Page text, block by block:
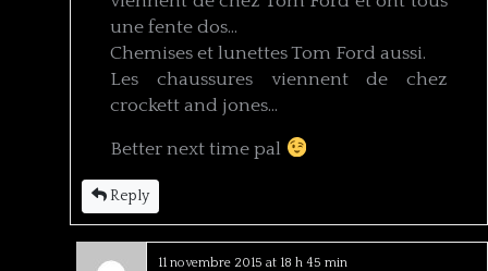
une fente dos…
Chemises et lunettes Tom Ford aussi.
Les chaussures viennent de chez
crockett and jones…
Better next time pal
Reply
11 novembre 2015 at 18 h 45 min